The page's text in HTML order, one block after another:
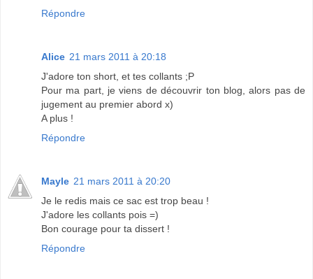
Répondre
Alice 21 mars 2011 à 20:18
J'adore ton short, et tes collants ;P
Pour ma part, je viens de découvrir ton blog, alors pas de
jugement au premier abord x)
A plus !
Répondre
Mayle 21 mars 2011 à 20:20
Je le redis mais ce sac est trop beau !
J'adore les collants pois =)
Bon courage pour ta dissert !
Répondre